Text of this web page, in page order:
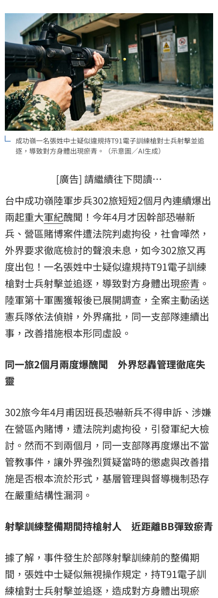
改善措施根本形同虛設。
成功嶺一名張姓中士疑似違規持T91電子訓練槍對士兵射擊並追
逐，導致對方身體出現瘀青。（示意圖／AI生成）
[廣告] 請繼續往下閱讀…
台中成功嶺陸軍步兵302旅短短2個月內連續爆出
兩起重大軍紀醜聞！今年4月才因幹部恐嚇新
兵、營區賭博案件遭法院判處拘役，社會嘩然，
外界要求徹底檢討的聲浪未息，如今302旅又再
度出包！一名張姓中士疑似違規持T91電子訓練
槍對士兵射擊並追逐，導致對方身體出現瘀青 。
陸軍第十軍團獲報後已展開調查，全案主動函送
憲兵隊依法偵辦，外界痛批，同一支部隊連續出
事，改善措施根本形同虛設。
同一旅2個月兩度爆醜聞 外界怒轟管理徹底失
靈
302旅今年4月甫因班長恐嚇新兵不得申訴、涉嫌
在營區內賭博，遭法院判處拘役，引發軍紀大檢
討。然而不到兩個月，同一支部隊再度爆出不當
管教事件，讓外界強烈質疑當時的懲處與改善措
施是否根本流於形式，基層管理與督導機制恐存
在嚴重結構性漏洞。
射擊訓練整備期間持槍射人 近距離BB彈致瘀青
據了解，事件發生於部隊射擊訓練前的整備期
間，張姓中士疑似無視操作規定，持T91電子訓
練槍對士兵射擊並追逐，造成對方身體出現瘀